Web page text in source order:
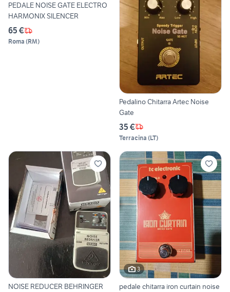
PEDALE NOISE GATE ELECTRO
HARMONIX SILENCER
65 €
Roma (RM)
Pedalino Chitarra Artec Noise
Gate
35 €
Terracina (LT)
NOISE REDUCER BEHRINGER
3
pedale chitarra iron curtain noise